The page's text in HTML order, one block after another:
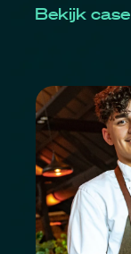
Bekijk case